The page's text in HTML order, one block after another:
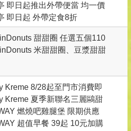
運豬排定食特價$199
價
即日起推出外帶便當 均一價
即日起 外帶定食8折
甜甜圈 任選五個110
米甜甜圈、豆漿甜甜
Kreme 8/28起至門市消費即
筆記本
Kreme 夏季新聯名三麗鷗甜
燃燒吧雞腿堡 限期供應
多熱茶/湯/咖啡
超值早餐 39起 10元加購